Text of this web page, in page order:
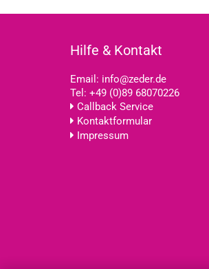
Hilfe & Kontakt
Email: info@zeder.de
Tel: +49 (0)89 68070226
Callback Service
Kontaktformular
Impressum